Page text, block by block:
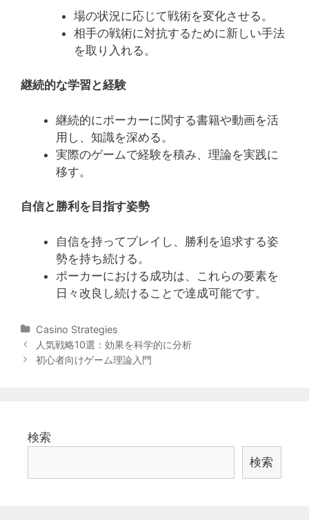
場の状況に応じて戦術を変化させる。
相手の戦術に対抗するために新しい手法
を取り入れる。
継続的な学習と経験
継続的にポーカーに関する書籍や動画を活
用し、知識を深める。
実際のゲームで経験を積み、理論を実践に
移す。
自信と勝利を目指す姿勢
自信を持ってプレイし、勝利を追求する姿
勢を持ち続ける。
ポーカーにおける成功は、これらの要素を
日々改良し続けることで達成可能です。
Categories
Casino Strategies
Post
navigation
人気戦略10選：効果を科学的に分析
初心者向けゲーム理論入門
検索
検索